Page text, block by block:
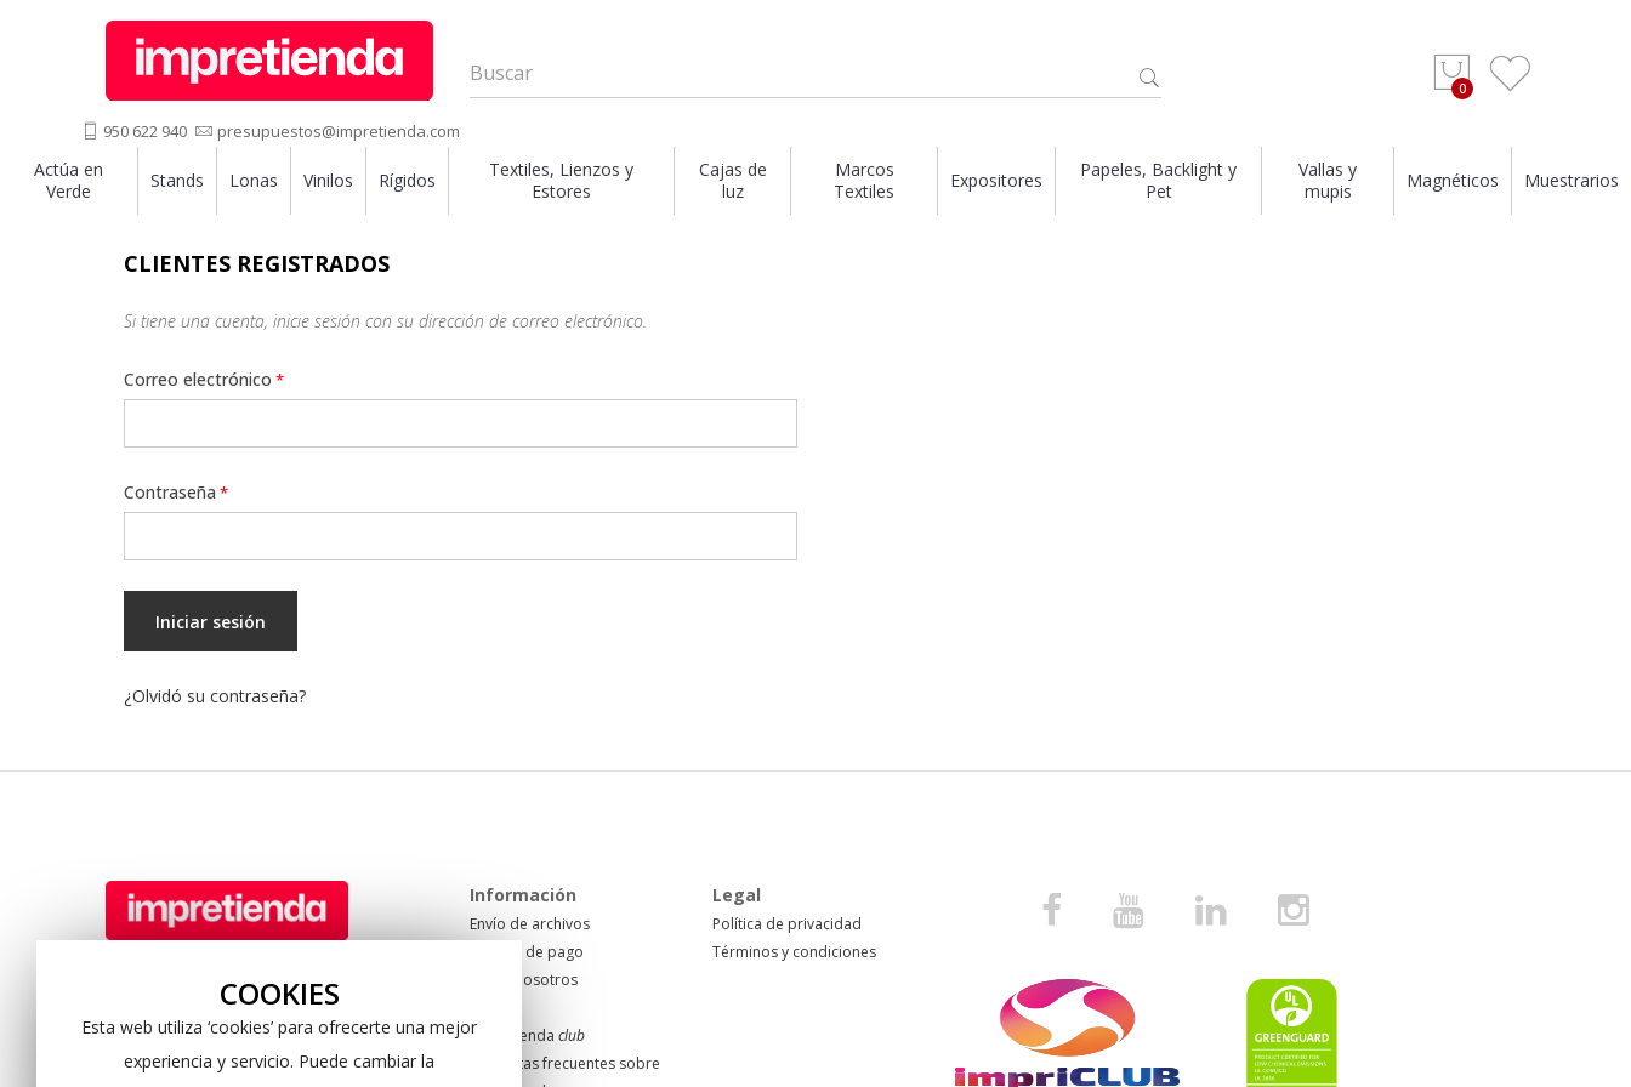
950 622 940 presupuestos@impretienda.com
Actúa en
Verde
Stands Lonas Vinilos Rígidos
Textiles, Lienzos y
Estores
Cajas de
luz
Marcos
Textiles
Expositores
Papeles, Backlight y
Pet
Vallas y
mupis
Magnéticos Muestrarios
COOKIES
Esta web utiliza ‘cookies’ para ofrecerte una mejor
experiencia y servicio. Puede cambiar la
CLIENTES REGISTRADOS
Si tiene una cuenta, inicie sesión con su dirección de correo electrónico.
Correo electrónico
Contraseña
Iniciar sesión
¿Olvidó su contraseña?
Pol. Sector 20. C/ Mare Nostrum 67
04009 Almería. Spain
Información
Envío de archivos
Formas de pago
Sobre nosotros
Impretienda club
Preguntas frecuentes sobre
Legal
Política de privacidad
Términos y condiciones